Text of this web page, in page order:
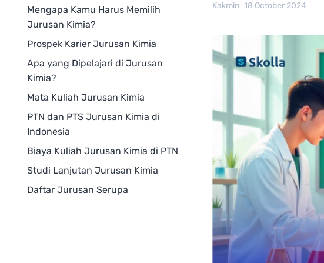
Mengapa Kamu Harus Memilih
Jurusan Kimia?
Prospek Karier Jurusan Kimia
Apa yang Dipelajari di Jurusan
Kimia?
Mata Kuliah Jurusan Kimia
PTN dan PTS Jurusan Kimia di
Indonesia
Biaya Kuliah Jurusan Kimia di PTN
Studi Lanjutan Jurusan Kimia
Daftar Jurusan Serupa
Kakmin 18 October 2024